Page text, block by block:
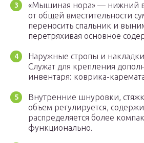
«Мышиная нора» — нижний
от общей вместительности
переносить спальник и
перетряхивая основное
Наружные стропы и
Служат для крепления
инвентаря: коврика-
Внутренние шнуровки,
объем регулируется,
распределяется более
функционально.